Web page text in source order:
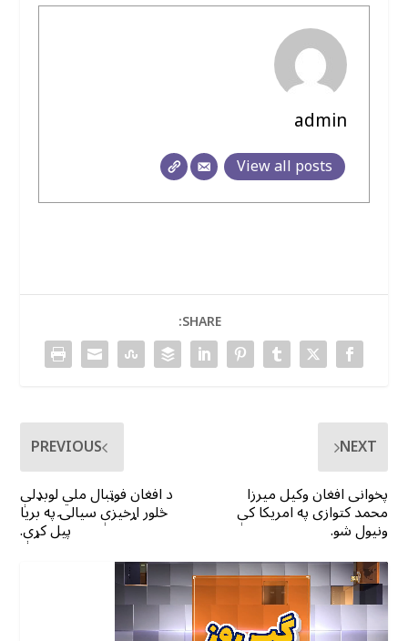
admin
View all posts
SHARE:
PREVIOUS
د افغان فوټبال ملي لوبډلې
څلور اړخیزې سیالۍ په بریا
پیل کړې.
NEXT
پخوانی افغان وکیل میرزا
محمد کتوازی په امریکا کې
ونیول شو.